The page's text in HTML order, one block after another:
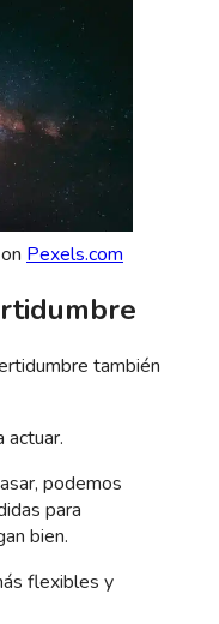
Pexels.com
también
actuar.
podemos
para
bien.
flexibles y